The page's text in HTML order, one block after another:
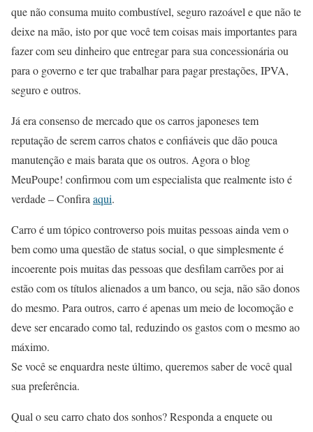
que não consuma muito combustível, seguro razoável e que não te
deixe na mão, isto por que você tem coisas mais importantes para
fazer com seu dinheiro que entregar para sua concessionária ou
para o governo e ter que trabalhar para pagar prestações, IPVA,
seguro e outros.
Já era consenso de mercado que os carros japoneses tem
reputação de serem carros chatos e confiáveis que dão pouca
manutenção e mais barata que os outros. Agora o blog
MeuPoupe! confirmou com um especialista que realmente isto é
verdade – Confira aqui.
Carro é um tópico controverso pois muitas pessoas ainda vem o
bem como uma questão de status social, o que simplesmente é
incoerente pois muitas das pessoas que desfilam carrões por ai
estão com os títulos alienados a um banco, ou seja, não são donos
do mesmo. Para outros, carro é apenas um meio de locomoção e
deve ser encarado como tal, reduzindo os gastos com o mesmo ao
máximo.
Se você se enquardra neste último, queremos saber de você qual
sua preferência.
Qual o seu carro chato dos sonhos? Responda a enquete ou